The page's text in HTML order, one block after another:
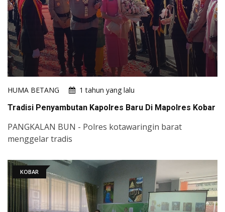
HUMA BETANG
1 tahun yang lalu
Tradisi Penyambutan Kapolres Baru Di Mapolres Kobar
PANGKALAN BUN - Polres kotawaringin barat
menggelar tradis
KOBAR